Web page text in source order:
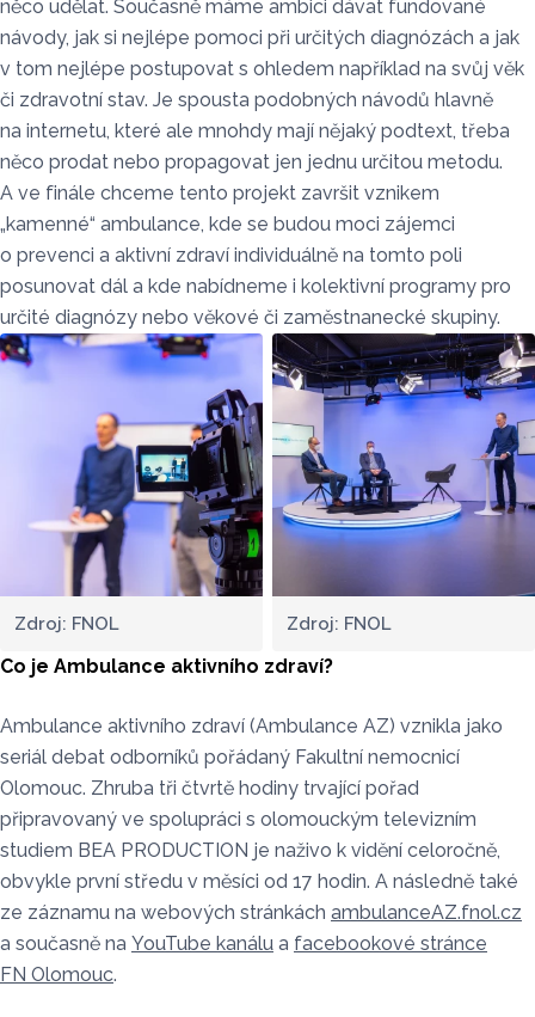
něco udělat. Současně máme ambici dávat fundované
návody, jak si nejlépe pomoci při určitých diagnózách a jak
v tom nejlépe postupovat s ohledem například na svůj věk
či zdravotní stav. Je spousta podobných návodů hlavně
na internetu, které ale mnohdy mají nějaký podtext, třeba
něco prodat nebo propagovat jen jednu určitou metodu.
A ve finále chceme tento projekt završit vznikem
„kamenné“ ambulance, kde se budou moci zájemci
o prevenci a aktivní zdraví individuálně na tomto poli
posunovat dál a kde nabídneme i kolektivní programy pro
určité diagnózy nebo věkové či zaměstnanecké skupiny.
Zdroj: FNOL Zdroj: FNOL
Co je Ambulance aktivního zdraví?
Ambulance aktivního zdraví (Ambulance AZ) vznikla jako
seriál debat odborníků pořádaný Fakultní nemocnicí
Olomouc. Zhruba tři čtvrtě hodiny trvající pořad
připravovaný ve spolupráci s olomouckým televizním
studiem BEA PRODUCTION je naživo k vidění celoročně,
obvykle první středu v měsíci od 17 hodin. A následně také
ze záznamu na webových stránkách ambulanceAZ.fnol.cz
a současně na YouTube kanálu a facebookové stránce
FN Olomouc.